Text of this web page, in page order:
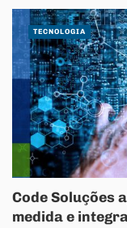
Code Soluções
medida e
TECNOLOGIA